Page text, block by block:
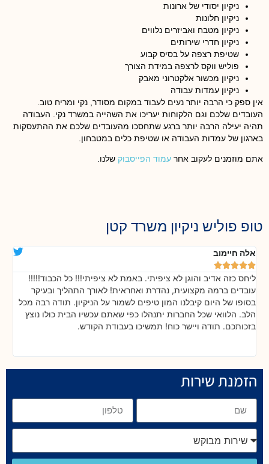
ניקיון יסודי של ארונות
ניקיון חלונות
ניקיון מטבח ואביזרים נלווים
ניקיון חדרי שירותים
שטיפת רצפה על בסיס קבוע
פוליש ווקס לרצפה במידת הצורך
ניקיון מכשור אלקטרוני מאבק
ניקיון עמדות עבודה
אין ספק כי הרבה יותר נעים לעבוד במקום מסודר, נקי ומריח טוב.
העובדים שלכם וגם הלקוחות יעריכו את השהייה במשרד נקי. העבודה
תהיה יעילה הרבה יותר ברגע שתחסכו מהעובדים שלכם את ההתעסקות
בארגון של עמדות העבודה או שטיפת כלים במטבחון.
אתם מוזמנים לעקוב אחר עמוד הפייסבוק שלנו.
טופ פוליש ניקיון משרד קטן
אלה חיימוב





ליחס כזה אדיב והוגן לא ציפיתי. באמת לא ציפיתי!!! כל הכבוד!!!!!
עובדים ברמה מקצועית, נהדרת ואחראית! לאורך התהליך ובעיקר
בסופו של היום קיבלנו המון טיפים לשמור על הניקיון. תודה רבה מכל
הלב. הלוואי שכל החברות יתנהלו כפי שאתם עכשיו הבית כולו נוצץ
בזכותכם. תודה ויישר כוח! תמשיכו בעבודת הקודש.
הזמנת שירות